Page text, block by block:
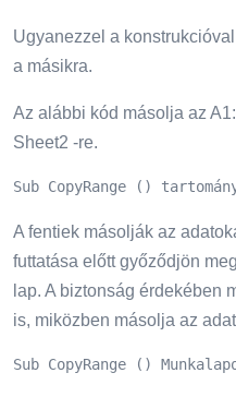
Ugyanezzel a
a másikra.
Az alábbi kód másolja az
Sheet2 -re.
Sub CopyRange ()
A fentiek másolják az
futtatása előtt győződjön
lap. A biztonság érdekében
is, miközben másolja az
Sub CopyRange ()